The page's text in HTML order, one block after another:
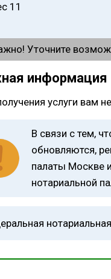
11
Уточните
информация
услуги вам
В связи с тем,
обновляются,
палаты Москве
нотариальной